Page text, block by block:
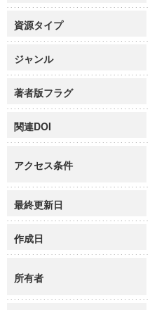
資源タイプ
ジャンル
著者版フラグ
関連DOI
アクセス条件
最終更新日
作成日
所有者